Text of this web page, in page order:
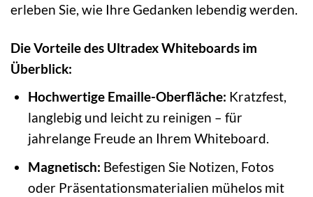
erleben Sie, wie Ihre Gedanken lebendig werden.
Die Vorteile des Ultradex Whiteboards im
Überblick:
Hochwertige Emaille-Oberfläche: Kratzfest,
langlebig und leicht zu reinigen – für
jahrelange Freude an Ihrem Whiteboard.
Magnetisch: Befestigen Sie Notizen, Fotos
oder Präsentationsmaterialien mühelos mit